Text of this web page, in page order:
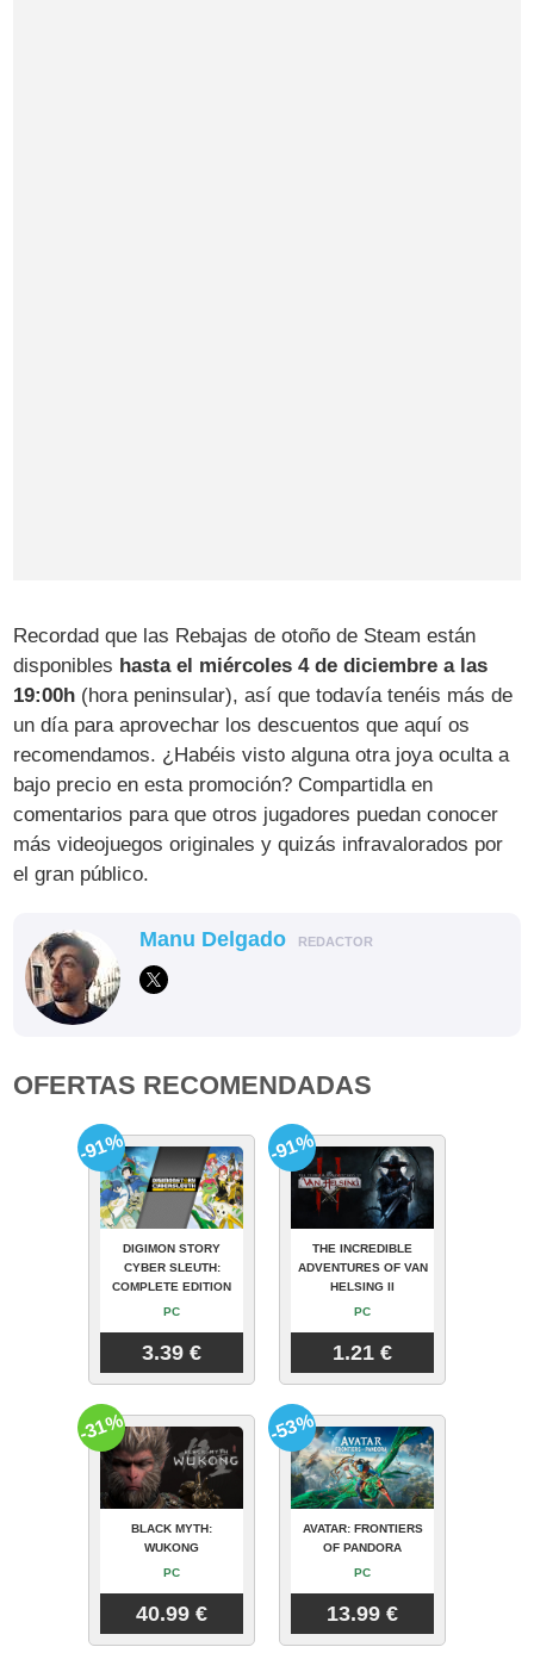
Recordad que las Rebajas de otoño de Steam están
disponibles hasta el miércoles 4 de diciembre a las
19:00h (hora peninsular), así que todavía tenéis más de
un día para aprovechar los descuentos que aquí os
recomendamos. ¿Habéis visto alguna otra joya oculta a
bajo precio en esta promoción? Compartidla en
comentarios para que otros jugadores puedan conocer
más videojuegos originales y quizás infravalorados por
el gran público.
Manu Delgado REDACTOR
OFERTAS RECOMENDADAS
DIGIMON STORY
CYBER SLEUTH:
COMPLETE EDITION
PC
3.39 €
-91%
THE INCREDIBLE
ADVENTURES OF VAN
HELSING II
PC
1.21 €
-91%
BLACK MYTH:
WUKONG
PC
40.99 €
-31%
AVATAR: FRONTIERS
OF PANDORA
PC
13.99 €
-53%